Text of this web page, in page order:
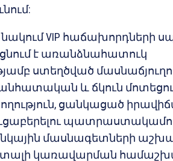
VIP հաճախորդների
է առանձնահատուկ
ստեղծված
և ճկուն
ցանկացած
մասնագետների
կառավարման